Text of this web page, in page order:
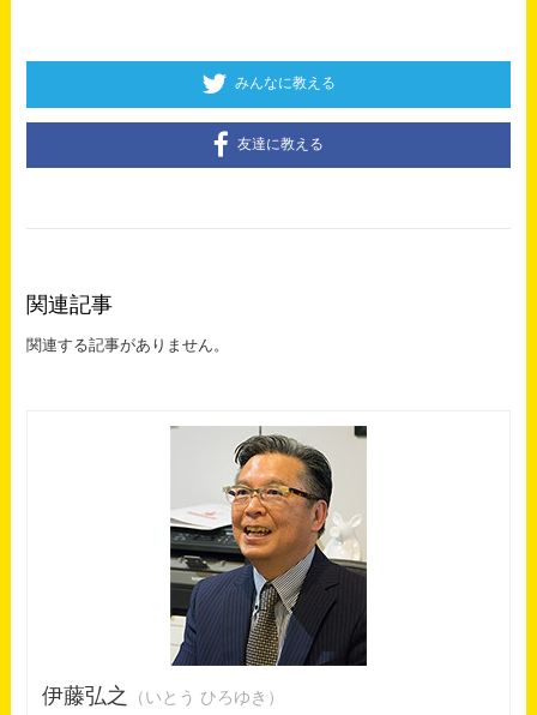
みんなに教える
友達に教える
関連記事
関連する記事がありません。
伊藤弘之 （いとう ひろゆき）